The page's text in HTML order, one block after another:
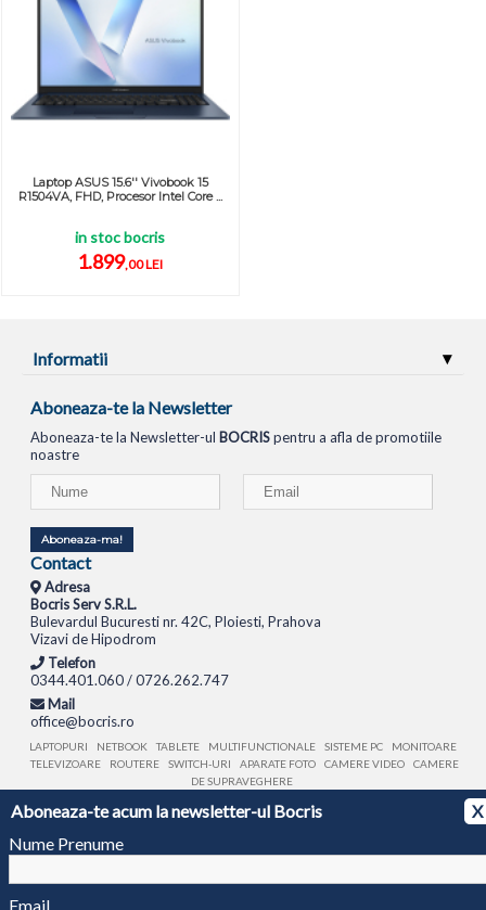
Aboneaza-te acum la newsletter-ul Bocris
X
Nume Prenume
Email
Laptop ASUS 15.6'' Vivobook 15
R1504VA, FHD, Procesor Intel Core ...
in stoc bocris
1.899,00 LEI
Informatii
Aboneaza-te la Newsletter
Aboneaza-te la Newsletter-ul BOCRISpentru a afla de promotiile
noastre
Aboneaza-ma!
Contact
Adresa
Bocris Serv S.R.L.
Bulevardul Bucuresti nr. 42C, Ploiesti, Prahova
Vizavi de Hipodrom
Telefon
0344.401.060 / 0726.262.747
Mail
office@bocris.ro
LAPTOPURI NETBOOK TABLETE MULTIFUNCTIONALE SISTEME PC
MONITOARE
TELEVIZOARE
ROUTERE SWITCH-URI APARATE FOTO CAMERE VIDEO
CAMERE
DE SUPRAVEGHERE